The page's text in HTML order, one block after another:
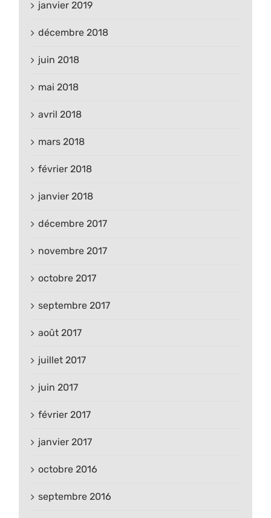
janvier 2019
décembre 2018
juin 2018
mai 2018
avril 2018
mars 2018
février 2018
janvier 2018
décembre 2017
novembre 2017
octobre 2017
septembre 2017
août 2017
juillet 2017
juin 2017
février 2017
janvier 2017
octobre 2016
septembre 2016